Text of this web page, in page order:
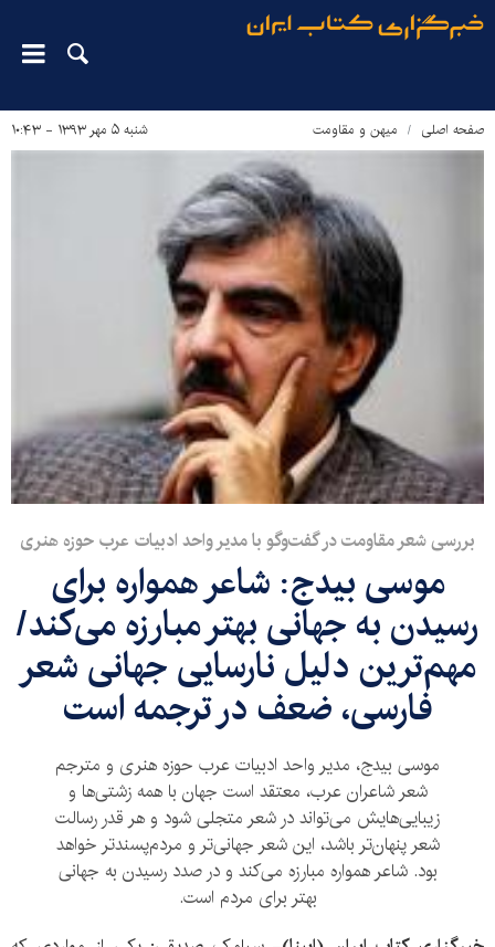
صفحه اصلی میهن و مقاومت شنبه ۵ مهر ۱۳۹۳ - ۱۰:۴۳
بررسی شعر مقاومت در گفت‌وگو با مدیر واحد ادبیات عرب حوزه هنری
موسی بیدج: شاعر همواره برای
رسیدن به جهانی بهتر مبارزه می‌کند/
مهم‌ترین دلیل نارسایی جهانی شعر
فارسی، ضعف در ترجمه است
موسی بیدج، مدیر واحد ادبیات عرب حوزه هنری و مترجم
شعر شاعران عرب، معتقد است جهان با همه زشتی‌ها و
زیبایی‌هایش می‌تواند در شعر متجلی شود و هر قدر رسالت
شعر پنهان‌تر باشد، این شعر جهانی‌تر و مردم‌پسندتر خواهد
بود. شاعر همواره مبارزه می‌کند و در صدد رسیدن به جهانی
بهتر برای مردم است.